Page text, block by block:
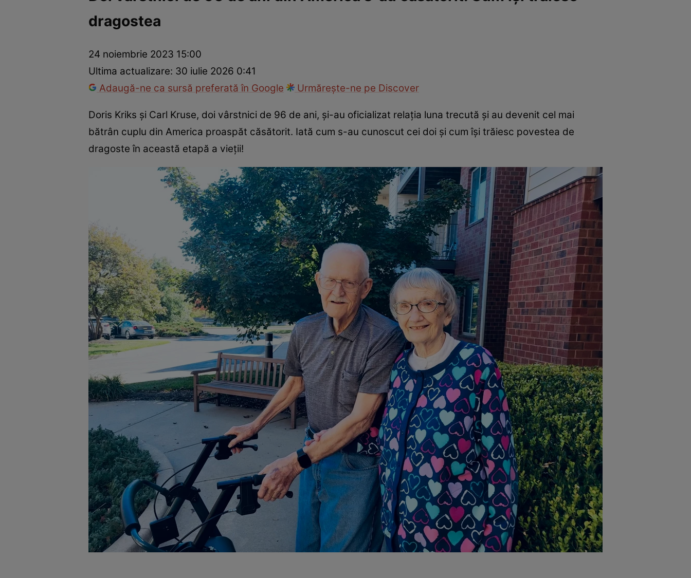
Dezvoltare personalăÎngrijire personală
dragostea
24 noiembrie 2023 15:00
Ultima actualizare: 30 iulie 2026 0:41
Adaugă-ne ca sursă preferată în Google
Urmărește-ne pe Discover
Doris Kriks și Carl Kruse, doi vârstnici de 96 de ani, și-au oficializat relația luna trecută și au devenit cel mai
bătrân cuplu din America proaspăt căsătorit. Iată cum s-au cunoscut cei doi și cum își trăiesc povestea de
dragoste în această etapă a vieții!